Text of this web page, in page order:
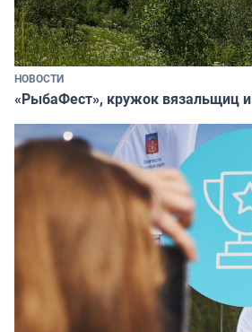
НОВОСТИ
«РыбаФест», кружок вязальщиц